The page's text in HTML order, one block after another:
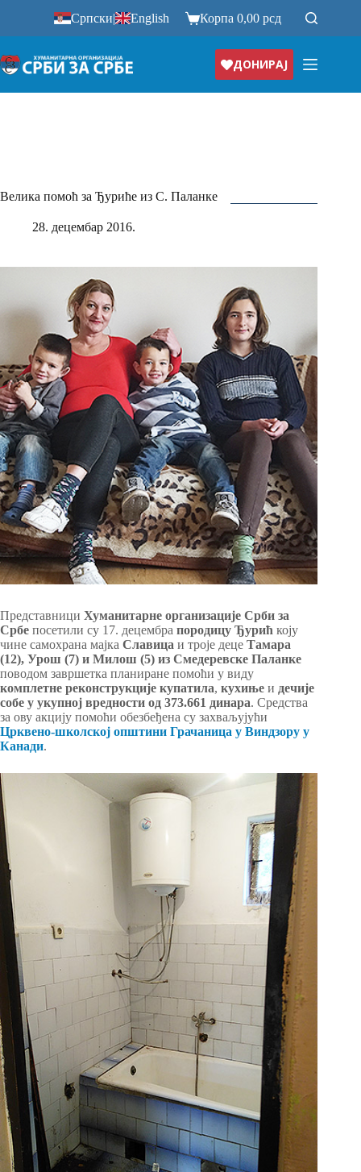
Српски| English Корпа0,00рсд
ДОНИРАЈ
Велика помоћ за Ђуриће из С. Паланке
28. децембар 2016.
Представници Хуманитарне организације Срби за
Србе посетили су 17. децембра породицу Ђурић коју
чине самохрана мајка Славица и троје деце Тамара
(12), Урош (7) и Милош (5) из Смедеревске Паланке
поводом завршетка планиране помоћи у виду
комплетне реконструкције купатила, кухиње и дечије
собе у укупној вредности од 373.661 динара. Средства
за ову акцију помоћи обезбеђена су захваљујући
Црквено-школској општини Грачаница у Виндзору у
Канади.